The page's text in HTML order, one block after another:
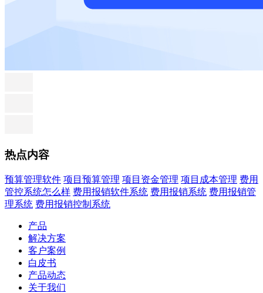
热点内容
预算管理软件 项目预算管理 项目资金管理 项目成本管理 费用
管控系统怎么样 费用报销软件系统 费用报销系统 费用报销管
理系统 费用报销控制系统
产品
解决方案
客户案例
白皮书
产品动态
关于我们